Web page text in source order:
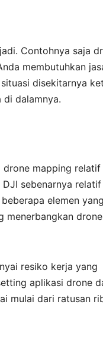
Contohnya saja
membutuhkan
disekitarnya
dalamnya.
drone mapping relatif
sebenarnya relatif
elemen
menerbangkan
resiko kerja yang
aplikasi drone
mulai dari ratusan